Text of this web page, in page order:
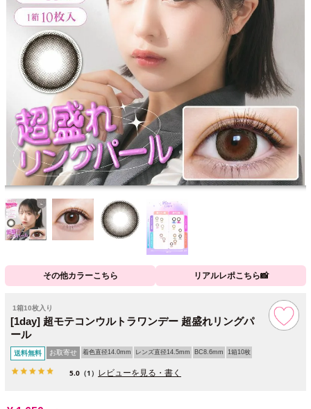
その他カラーこちら リアルレポこちら📸
1箱10枚入り
[1day] 超モテコンウルトラワンデー 超盛れリングパ
ール
送料無料 お取寄せ 着色直径14.0mm レンズ直径14.5mm BC8.6mm 1箱10枚
5.0 （1） レビューを見る・書く